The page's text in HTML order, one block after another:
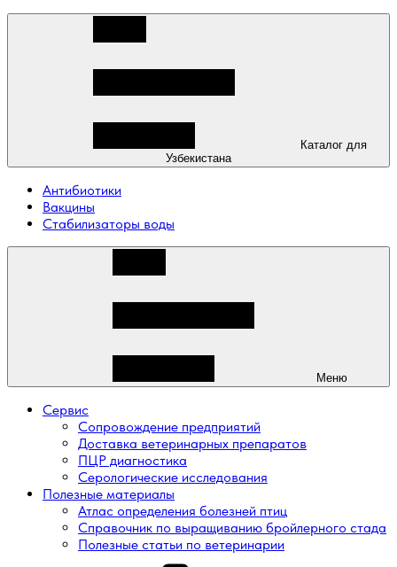
Узбекистана
Антибиотики
Вакцины
Стабилизаторы воды
Меню
Сервис
Сопровождение предприятий
Доставка ветеринарных препаратов
ПЦР диагностика
Серологические исследования
Полезные материалы
Атлас определения болезней птиц
Справочник по выращиванию бройлерного стада
Полезные статьи по ветеринарии